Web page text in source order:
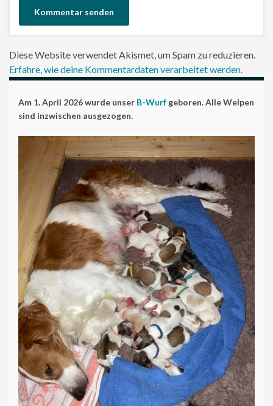
Diese Website verwendet Akismet, um Spam zu reduzieren.
Erfahre, wie deine Kommentardaten verarbeitet werden.
Am 1. April 2026 wurde unser B-Wurfgeboren. Alle Welpen
sind inzwischen ausgezogen.